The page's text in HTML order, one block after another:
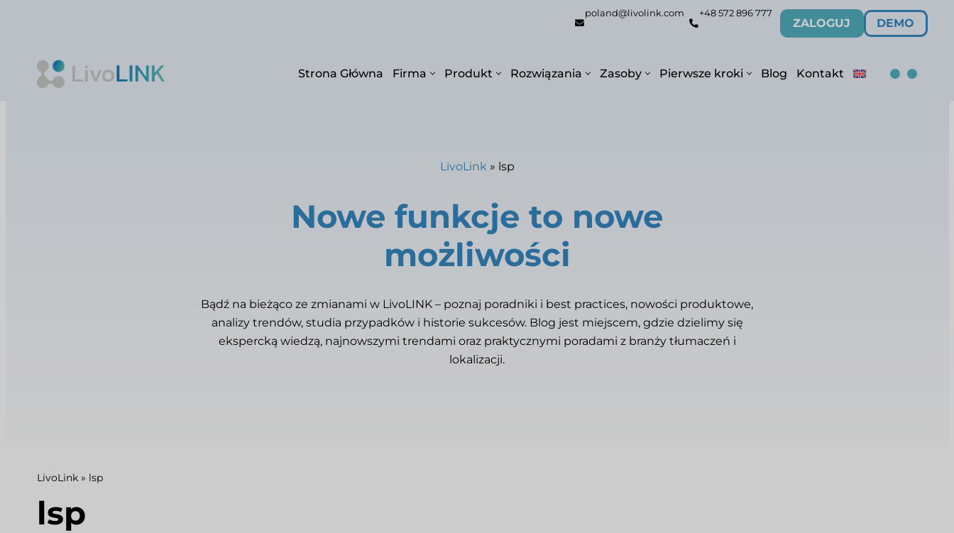
poland@livolink.com +48 572 896 777
ZALOGUJ DEMO
Przejdź
Strona Główna Firma Produkt Rozwiązania Zasoby Pierwsze kroki Blog Kontakt
LivoLink » lsp
Nowe funkcje to nowe
możliwości
Bądź na bieżąco ze zmianami w LivoLINK – poznaj poradniki i best practices, nowości produktowe,
analizy trendów, studia przypadków i historie sukcesów. Blog jest miejscem, gdzie dzielimy się
ekspercką wiedzą, najnowszymi trendami oraz praktycznymi poradami z branży tłumaczeń i
lokalizacji.
LivoLink » lsp
lsp